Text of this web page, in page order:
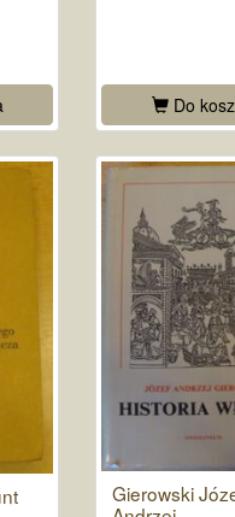
Do
Gierowski